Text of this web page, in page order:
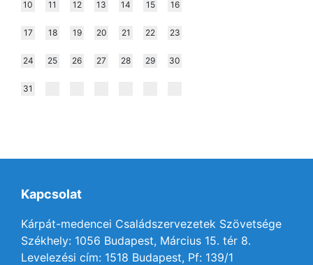
10 11 12 13 14 15 16
17 18 19 20 21 22 23
24 25 26 27 28 29 30
31
Kapcsolat
Kárpát-medencei Családszervezetek Szövetsége
Székhely: 1056 Budapest, Március 15. tér 8.
Levelezési cím: 1518 Budapest, Pf: 139/1